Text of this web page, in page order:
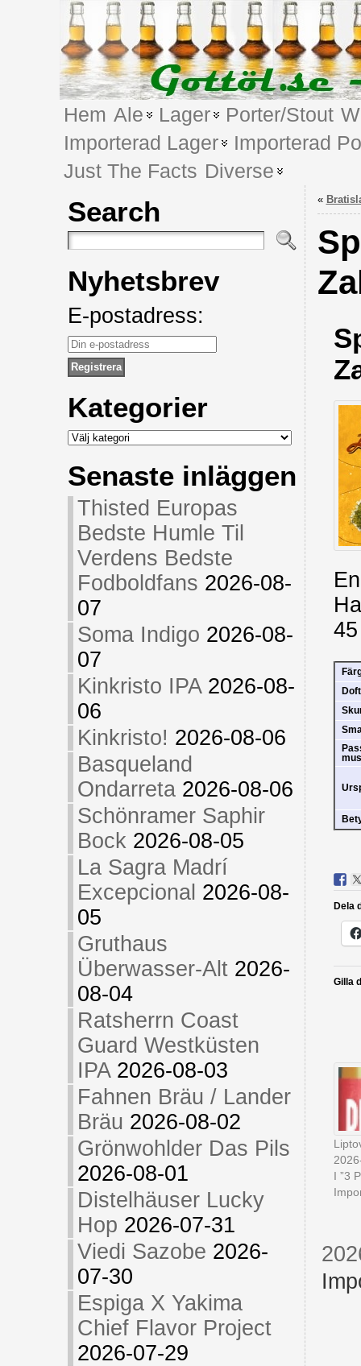
Hem Ale Lager Porter/Stout
Importerad Lager
Importerad
Just The Facts Diverse
Search
Nyhetsbrev
E-postadress:
Kategorier
Kategorier
Senaste inläggen
Thisted Europas
Bedste Humle Til
Verdens Bedste
Fodboldfans 2026-08-
07
Soma Indigo 2026-08-
07
Kinkristo IPA 2026-08-
06
Kinkristo! 2026-08-06
Basqueland
Ondarreta 2026-08-06
Schönramer Saphir
Bock 2026-08-05
La Sagra Madrí
Excepcional 2026-08-
05
Gruthaus
Überwasser-Alt 2026-
08-04
Ratsherrn Coast
Guard Westküsten
IPA 2026-08-03
Fahnen Bräu / Lander
Bräu 2026-08-02
Grönwohlder Das Pils
2026-08-01
Distelhäuser Lucky
Hop 2026-07-31
Viedi Sazobe 2026-
07-30
Espiga X Yakima
Chief Flavor Project
2026-07-29
«
Doft
Dela
Gilla
I ”3